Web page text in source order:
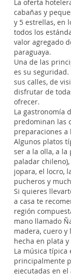
La oferta
cabañas y
y 5 estrellas, en
todos los
valor agregado
paraguaya.
Una de las
es su
sus calles, de
disfrutar de
ofrecer.
La gastronomía
predominan las
preparaciones a
Algunos platos
ser a la olla, a la
paladar
jopara, el locro,
pucheros y
Si quieres
a casa te
región
mano llamado
madera, cuero
hecha en plata y
La música típica
principalmente
ejecutadas en el